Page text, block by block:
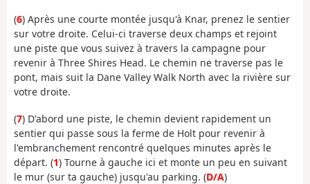
(6) Après une courte montée jusqu'à Knar, prenez le sentier
sur votre droite. Celui-ci traverse deux champs et rejoint
une piste que vous suivez à travers la campagne pour
revenir à Three Shires Head. Le chemin ne traverse pas le
pont, mais suit la Dane Valley Walk North avec la rivière sur
votre droite.
(7) D'abord une piste, le chemin devient rapidement un
sentier qui passe sous la ferme de Holt pour revenir à
l'embranchement rencontré quelques minutes après le
départ. (1) Tourne à gauche ici et monte un peu en suivant
le mur (sur ta gauche) jusqu'au parking. (D/A)